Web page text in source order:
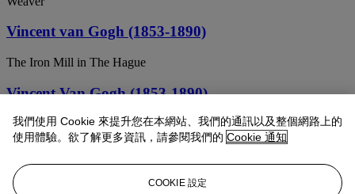
Vincent van Gogh (1853-1890)
The Iron Mill in The Hague
Vincent Van Gogh (1853-1890)
Head of a Peasant Woman: Left Profile
Visser met een Mand op zijn Rug (Fisherman with Basket on his
我們使用 Cookie 來提升您在本網站、我們的通訊以及整個網路上的
使用體驗。欲了解更多資訊，請參閱我們的 Cookie 通知
COOKIE 設定